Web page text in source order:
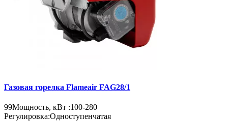
Газовая горелка Flameair FAG28/1
99Мощность, кВт :100-280
Регулировка:Одноступенчатая